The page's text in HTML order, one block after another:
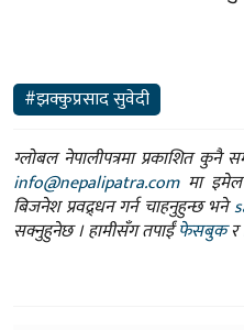
#झक्कुप्रसाद सुवेदी
ग्लोबल नेपालीपत्रमा प्रकाशित कुनै
info@nepalipatra.comमा इमेल
बिजनेश प्रवद्र्धन गर्न चाहनुहुन्छ भने
सक्नुहुनेछ । हामीसँग तपाईंफेसबुकर